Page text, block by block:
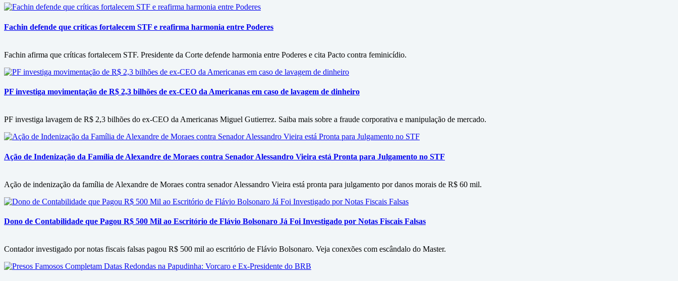
Fachin defende que críticas fortalecem STF e reafirma harmonia entre Poderes
Fachin afirma que críticas fortalecem STF. Presidente da Corte defende harmonia entre Poderes e cita Pacto contra feminicídio.
PF investiga movimentação de R$ 2,3 bilhões de ex-CEO da Americanas em caso de lavagem de dinheiro
PF investiga lavagem de R$ 2,3 bilhões do ex-CEO da Americanas Miguel Gutierrez. Saiba mais sobre a fraude corporativa e manipulação de mercado.
Ação de Indenização da Família de Alexandre de Moraes contra Senador Alessandro Vieira está Pronta para Julgamento no STF
Ação de indenização da família de Alexandre de Moraes contra senador Alessandro Vieira está pronta para julgamento por danos morais de R$ 60 mil.
Dono de Contabilidade que Pagou R$ 500 Mil ao Escritório de Flávio Bolsonaro Já Foi Investigado por Notas Fiscais Falsas
Contador investigado por notas fiscais falsas pagou R$ 500 mil ao escritório de Flávio Bolsonaro. Veja conexões com escândalo do Master.